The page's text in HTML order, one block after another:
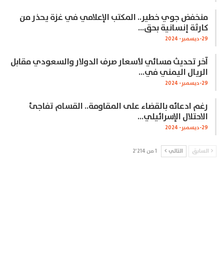
منخفض جوي خطير.. المكتب الإعلامي في غزة يحذر من
كارثة إنسانية بحق…
29-ديسمبر- 2024
آخر تحديث مسائي لأسعار صرف الدولار والسعودي مقابل
الريال اليمني في…
29-ديسمبر- 2024
رغم ادعائه بالقضاء على المقاومة.. القسام تفاجئ
الاحتلال الإسرائيلي…
29-ديسمبر- 2024
السابق التالي 1 من 2٬214